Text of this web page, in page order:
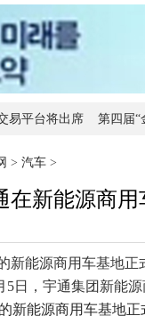
易平台将出席 第四届“
> 汽车 >
在新能源商用
新能源商用车基地
5日，宇通集团新能
新能源商用车基地